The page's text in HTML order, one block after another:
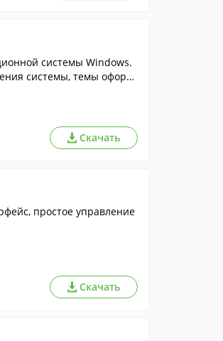
системы Windows.
системы, темы оформ
Скачать
простое управление
Скачать